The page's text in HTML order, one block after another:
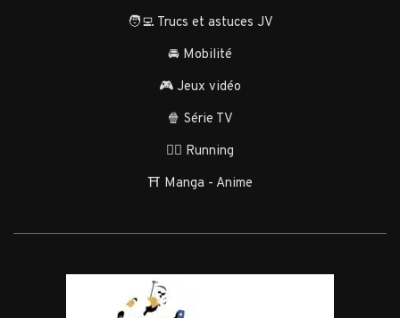
🧑‍💻 Trucs et astuces JV
🚘 Mobilité
🎮 Jeux vidéo
🍿 Série TV
🏃‍♂️ Running
⛩️ Manga - Anime